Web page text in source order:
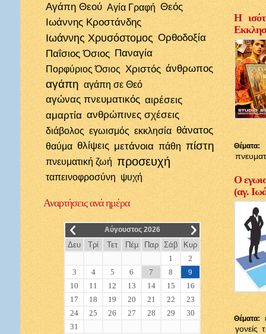
Αγάπη Θεού Αγία Γραφή Θεός
Ιωάννης Κροστάνδης
Ιωάννης Χρυσόστομος Ορθοδοξία
Παΐσιος Όσιος Παναγία
Πορφύριος Όσιος Χριστός άνθρωπος
αγάπη αγάπη σε Θεό
αγώνας πνευματικός αιρέσεις
αμαρτία ανθρώπινες σχέσεις
διάβολος εγωισμός εκκλησία θάνατος
θαύμα θλίψεις μετάνοια πάθη πίστη
πνευματική ζωή προσευχή
ταπεινοφροσύνη ψυχή
Αναρτήσειςανά ημέρα
__ Αύγουστος 2026 __
Δευ Τρί Τετ Πέμ Παρ Σάβ
Κυρ
1
2
3
4 5 6 7 8
9
10
11 12 13 14 15
16
17
18 19 20 21 22
23
24
25 26 27 28 29
30
31
Η
Θέματα:
Ο
(αγ.
Θέματα:
γονείς